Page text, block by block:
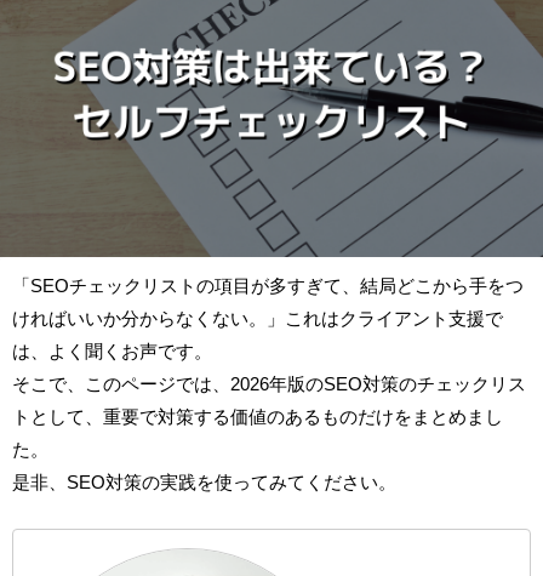
「SEOチェックリストの項目が多すぎて、結局どこから手をつ
ければいいか分からなくない。」これはクライアント支援で
は、よく聞くお声です。
そこで、このページでは、2026年版のSEO対策のチェックリス
トとして、重要で対策する価値のあるものだけをまとめまし
た。
是非、SEO対策の実践を使ってみてください。